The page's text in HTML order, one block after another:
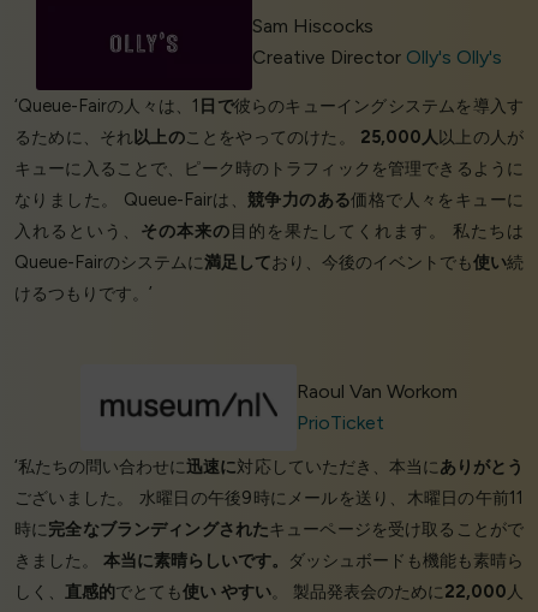
Sam Hiscocks
Creative Director Olly's Olly's
‘Queue-Fairの人々は、1 日で彼らのキューイングシステムを導入す
るために、それ以上のことをやってのけた。 25,000人以上の人が
キューに入ることで、ピーク時のトラフィックを管理できるように
なりました。 Queue-Fairは、 競争力のある価格で人々をキューに
入れるという、 その本来の目的を果たしてくれます。 私たちは
Queue-Fairのシステムに満足しており、今後のイベントでも使い続
けるつもりです。’
Raoul Van Workom
PrioTicket
‘私たちの問い合わせに迅速に対応していただき、本当にありがとう
ございました。 水曜日の午後9時にメールを送り、木曜日の午前11
時に完全なブランディングされたキューページを受け取ることがで
きました。 本当に素晴らしいです。
ダッシュボードも機能も素晴ら
しく、 直感的でとても使い やすい。 製品発表会のために22,000 人